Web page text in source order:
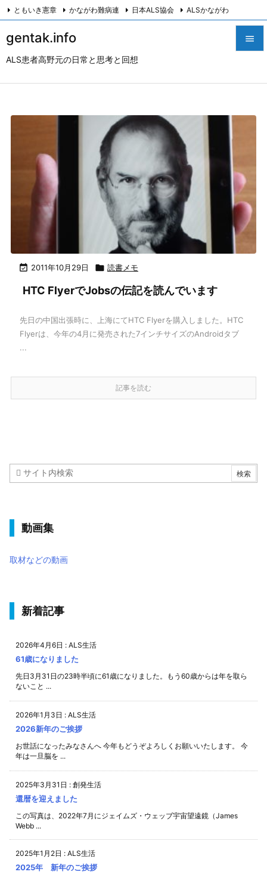
gentak.info
ALS患者高野元の日常と思考と回想


ともいき憲章 かながわ難病連 日本ALS協会 ALSかながわ
 2011年10月29日  読書メモ
HTC FlyerでJobsの伝記を読んでいます
先日の中国出張時に、上海にてHTC Flyerを購入しました。HTC
Flyerは、今年の4月に発売された7インチサイズのAndroidタブ
...
記事を読む
動画集
取材などの動画
新着記事
2026年4月6日 : ALS生活
61歳になりました
先日3月31日の23時半頃に61歳になりました。もう60歳からは年を取ら
ないこと ...
2026年1月3日 : ALS生活
2026新年のご挨拶
お世話になったみなさんへ 今年もどうぞよろしくお願いいたします。 今
年は一旦脳を ...
2025年3月31日 : 創発生活
還暦を迎えました
この写真は、2022年7月にジェイムズ・ウェッブ宇宙望遠鏡（James
Webb ...
2025年1月2日 : ALS生活
2025年 新年のご挨拶